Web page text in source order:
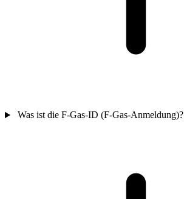
Was ist die F-Gas-ID (F-Gas-Anmeldung)?